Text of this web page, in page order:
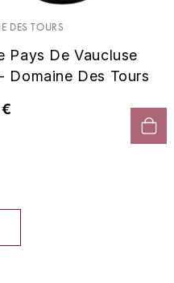
DES TOURS
Pays De Vaucluse
Domaine Des Tours